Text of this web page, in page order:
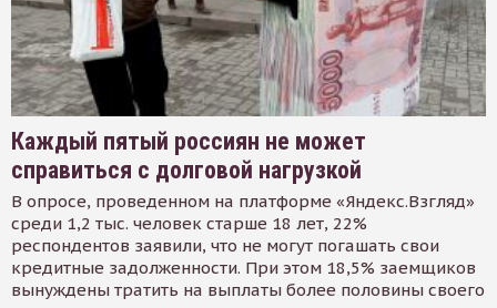
Каждый пятый россиян не может
справиться с долговой нагрузкой
В опросе, проведенном на платформе «Яндекс.Взгляд»
среди 1,2 тыс. человек старше 18 лет, 22%
респондентов заявили, что не могут погашать свои
кредитные задолженности. При этом 18,5% заемщиков
вынуждены тратить на выплаты более половины своего